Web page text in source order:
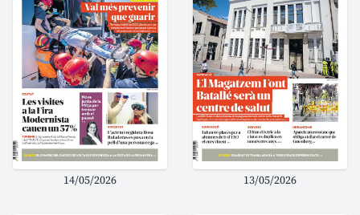
14/05/2026 13/05/2026